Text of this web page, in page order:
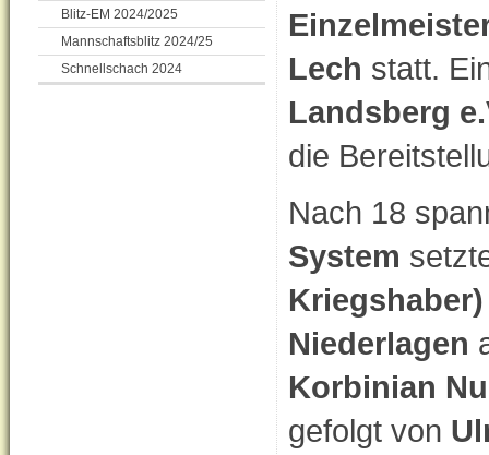
Blitz-EM 2024/2025
Mannschaftsblitz 2024/25
Schnellschach 2024
Lech statt.
Landsberg
die
Nach 18
System
Kriegshaber)
Niederlagen
Korbinian
gefolgt von